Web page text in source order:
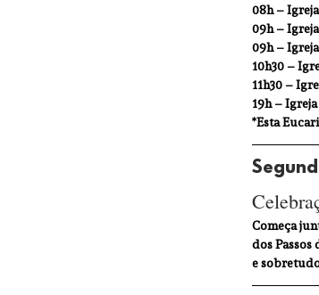
08h –
09h –
09h –
10h30 –
11h30 –
19h –
*Esta
Começa
dos Passos
e